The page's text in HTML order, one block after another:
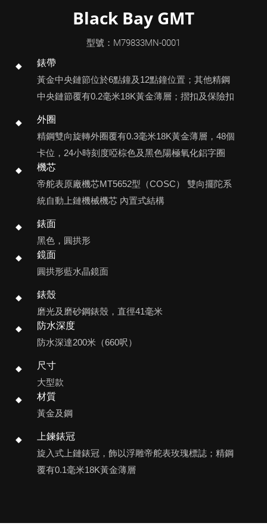
Black Bay GMT
型號：M79833MN-0001
錶帶
黃金中央鏈節位於6點鐘及12點鐘位置；其他精鋼
中央鏈節覆有0.2毫米18K黃金薄層；摺扣及保險扣
外圈
精鋼雙向旋轉外圈覆有0.3毫米18K黃金薄層，48個
卡位，24小時刻度啞棕色及黑色陽極氧化鋁字圈
機芯
帝舵表原廠機芯MT5652型（COSC） 雙向擺陀系
統自動上鏈機械機芯 內置式結構
錶面
黑色，圓拱形
鏡面
圓拱形藍水晶鏡面
錶殼
磨光及磨砂鋼錶殼，直徑41毫米
防水深度
防水深達200米（660呎）
尺寸
大型款
材質
黃金及鋼
上鍊錶冠
旋入式上鏈錶冠，飾以浮雕帝舵表玫瑰標誌；精鋼
覆有0.1毫米18K黃金薄層